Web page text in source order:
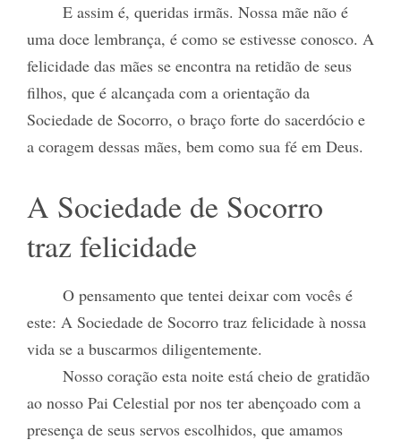
E assim é, queridas irmãs. Nossa mãe não é
uma doce lembrança, é como se estivesse conosco. A
felicidade das mães se encontra na retidão de seus
filhos, que é alcançada com a orientação da
Sociedade de Socorro, o braço forte do sacerdócio e
a coragem dessas mães, bem como sua fé em Deus.
A Sociedade de Socorro
traz felicidade
O pensamento que tentei deixar com vocês é
este: A Sociedade de Socorro traz felicidade à nossa
vida se a buscarmos diligentemente.
Nosso coração esta noite está cheio de gratidão
ao nosso Pai Celestial por nos ter abençoado com a
presença de seus servos escolhidos, que amamos